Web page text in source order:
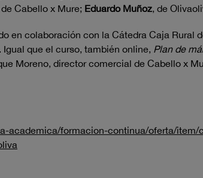
de Cabello x Mure; Eduardo Muñoz, de
en colaboración con la Cátedra Caja
que el curso, también online, Plan de
Moreno, director comercial de Cabello x
academica/formacion-continua/oferta/